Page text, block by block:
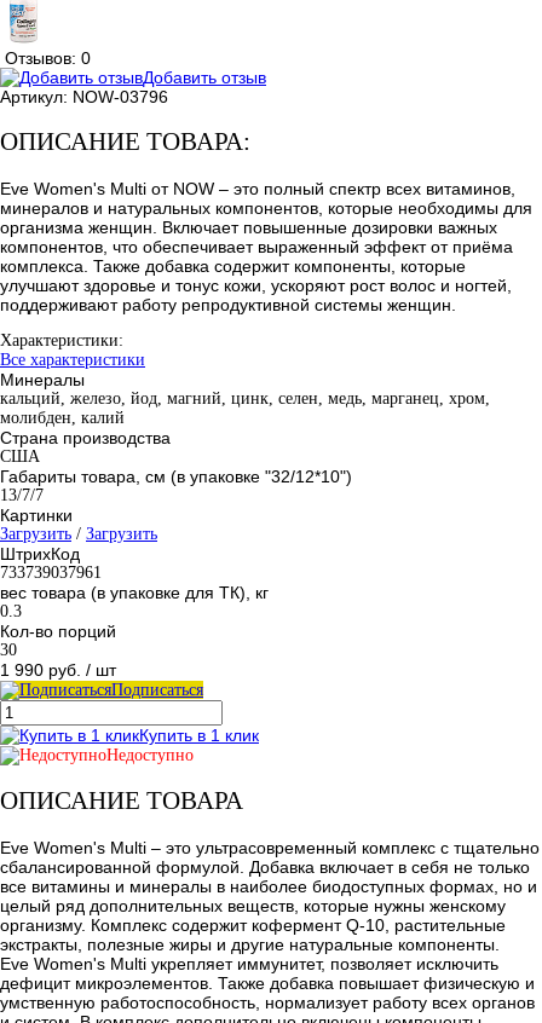
Отзывов: 0
Добавить отзыв
Артикул: NOW-03796
ОПИСАНИЕ ТОВАРА:
Eve Women's Multi от NOW – это полный спектр всех витаминов,
минералов и натуральных компонентов, которые необходимы для
организма женщин. Включает повышенные дозировки важных
компонентов, что обеспечивает выраженный эффект от приёма
комплекса. Также добавка содержит компоненты, которые
улучшают здоровье и тонус кожи, ускоряют рост волос и ногтей,
поддерживают работу репродуктивной системы женщин.
Характеристики:
Все характеристики
Минералы
кальций, железо, йод, магний, цинк, селен, медь, марганец, хром,
молибден, калий
Страна производства
США
Габариты товара, см (в упаковке "32/12*10")
13/7/7
Картинки
Загрузить / Загрузить
ШтрихКод
733739037961
вес товара (в упаковке для ТК), кг
0.3
Кол-во порций
30
1 990 руб. / шт
Подписаться
Купить в 1 клик
Недоступно
ОПИСАНИЕ ТОВАРА
Eve Women's Multi – это ультрасовременный комплекс с тщательно
сбалансированной формулой. Добавка включает в себя не только
все витамины и минералы в наиболее биодоступных формах, но и
целый ряд дополнительных веществ, которые нужны женскому
организму. Комплекс содержит кофермент Q-10, растительные
экстракты, полезные жиры и другие натуральные компоненты.
Eve Women's Multi укрепляет иммунитет, позволяет исключить
дефицит микроэлементов. Также добавка повышает физическую и
умственную работоспособность, нормализует работу всех органов